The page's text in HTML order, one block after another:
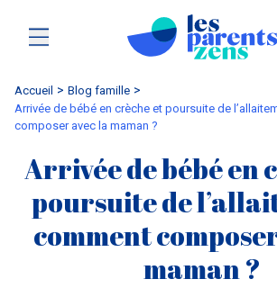
Accueil
blog famille
Arrivée de bébé en crèche et poursuite de l’allaitement : comment
composer avec la maman ?
Arrivée de bébé en
poursuite de
comment
maman ?